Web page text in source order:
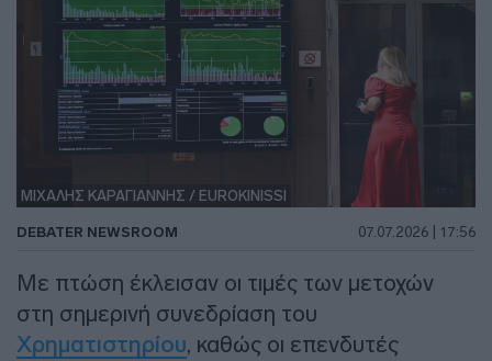
ΜΙΧΑΛΗΣ ΚΑΡΑΓΙΑΝΝΗΣ / EUROKINISSI
DEBATER NEWSROOM 07.07.2026 | 17:56
Με πτώση έκλεισαν οι τιμές των μετοχών
στη σημερινή συνεδρίαση του
Χρηματιστηρίου, καθώς οι επενδυτές